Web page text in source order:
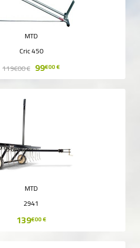
MTD
Cric 450
119€00 € 99€00 €
MTD
2941
139€00 €